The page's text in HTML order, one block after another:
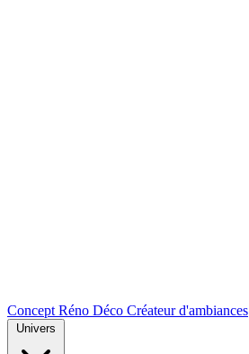
Concept Réno Déco Créateur d'ambiances